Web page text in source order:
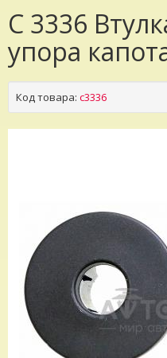
C 3336
упора
Код товара: c3336